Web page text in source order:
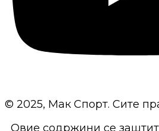
© 2025, Мак Спорт. Сите
Овие содржини се